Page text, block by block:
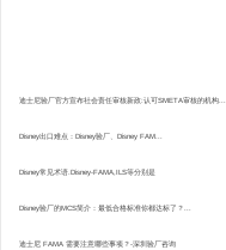
迪士尼验厂官方宣布社会责任审核新政:认可SMETA审核的机构...
Disney出口难点：Disney验厂、Disney FAM...
Disney常见术语.Disney-FAMA,ILS等分别是
Disney验厂的MCS简介：最低合格标准你都达标了？...
迪士尼 FAMA 需要注意哪些事项？-深圳验厂咨询